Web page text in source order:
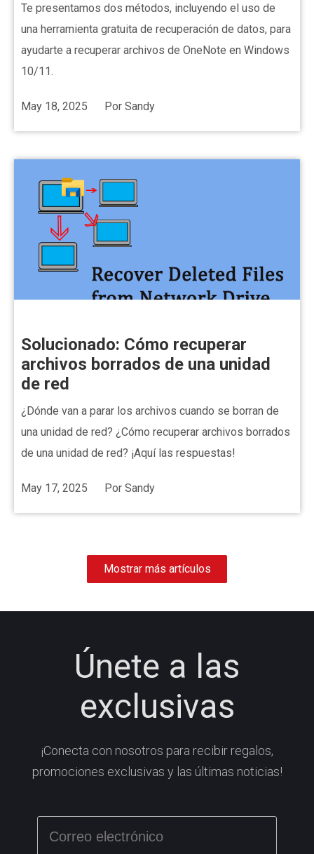
Te presentamos dos métodos, incluyendo el uso de
una herramienta gratuita de recuperación de datos, para
ayudarte a recuperar archivos de OneNote en Windows
10/11.
May 18, 2025 Por Sandy
Solucionado: Cómo recuperar
archivos borrados de una unidad
de red
¿Dónde van a parar los archivos cuando se borran de
una unidad de red? ¿Cómo recuperar archivos borrados
de una unidad de red? ¡Aquí las respuestas!
May 17, 2025 Por Sandy
Mostrar más artículos
Únete a las
exclusivas
¡Conecta con nosotros para recibir regalos,
promociones exclusivas y las últimas noticias!